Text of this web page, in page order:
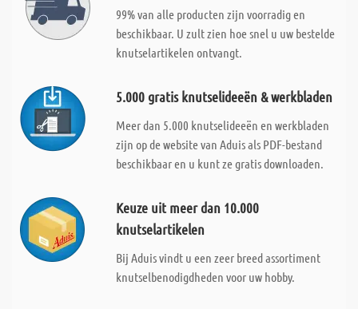
99% van alle producten zijn voorradig en
beschikbaar. U zult zien hoe snel u uw bestelde
knutselartikelen ontvangt.
5.000 gratis knutselideeën & werkbladen
Meer dan 5.000 knutselideeën en werkbladen
zijn op de website van Aduis als PDF-bestand
beschikbaar en u kunt ze gratis downloaden.
Keuze uit meer dan 10.000
knutselartikelen
Bij Aduis vindt u een zeer breed assortiment
knutselbenodigdheden voor uw hobby.